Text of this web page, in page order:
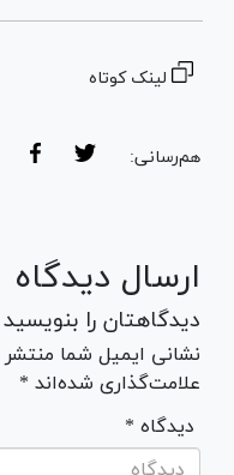
لینک کوتاه
هم‌رسانی:
ارسال دیدگاه
دیدگاهتان را بنویسید
نشانی ایمیل شما
علامت‌گذاری شده‌اند *
* دیدگاه